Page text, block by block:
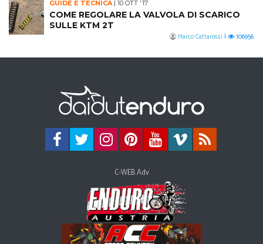
GUIDE E TECNICA| 10 OTT '17
COME REGOLARE LA VALVOLA DI SCARICO
SULLE KTM 2T
Marco Cattarossi | 106956
C-WEB Adv